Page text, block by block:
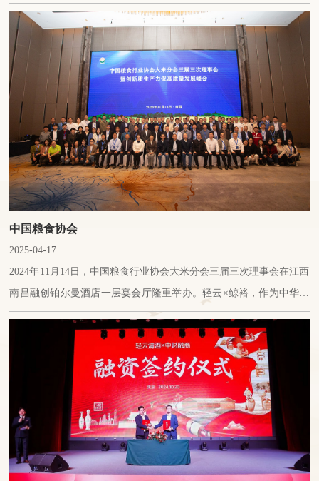
+文旅”融合发展清酒旅游基地，沉浸式参观轻云清酒酒庄、游览阳明
中国粮食协会
2025-04-17
2024年11月14日，中国粮食行业协会大米分会三届三次理事会在江西
南昌融创铂尔曼酒店一层宴会厅隆重举办。轻云×鲸裕，作为中华清
酒的唯一代表，应邀出席此次活动。本次会议以“创新质生产力 促高